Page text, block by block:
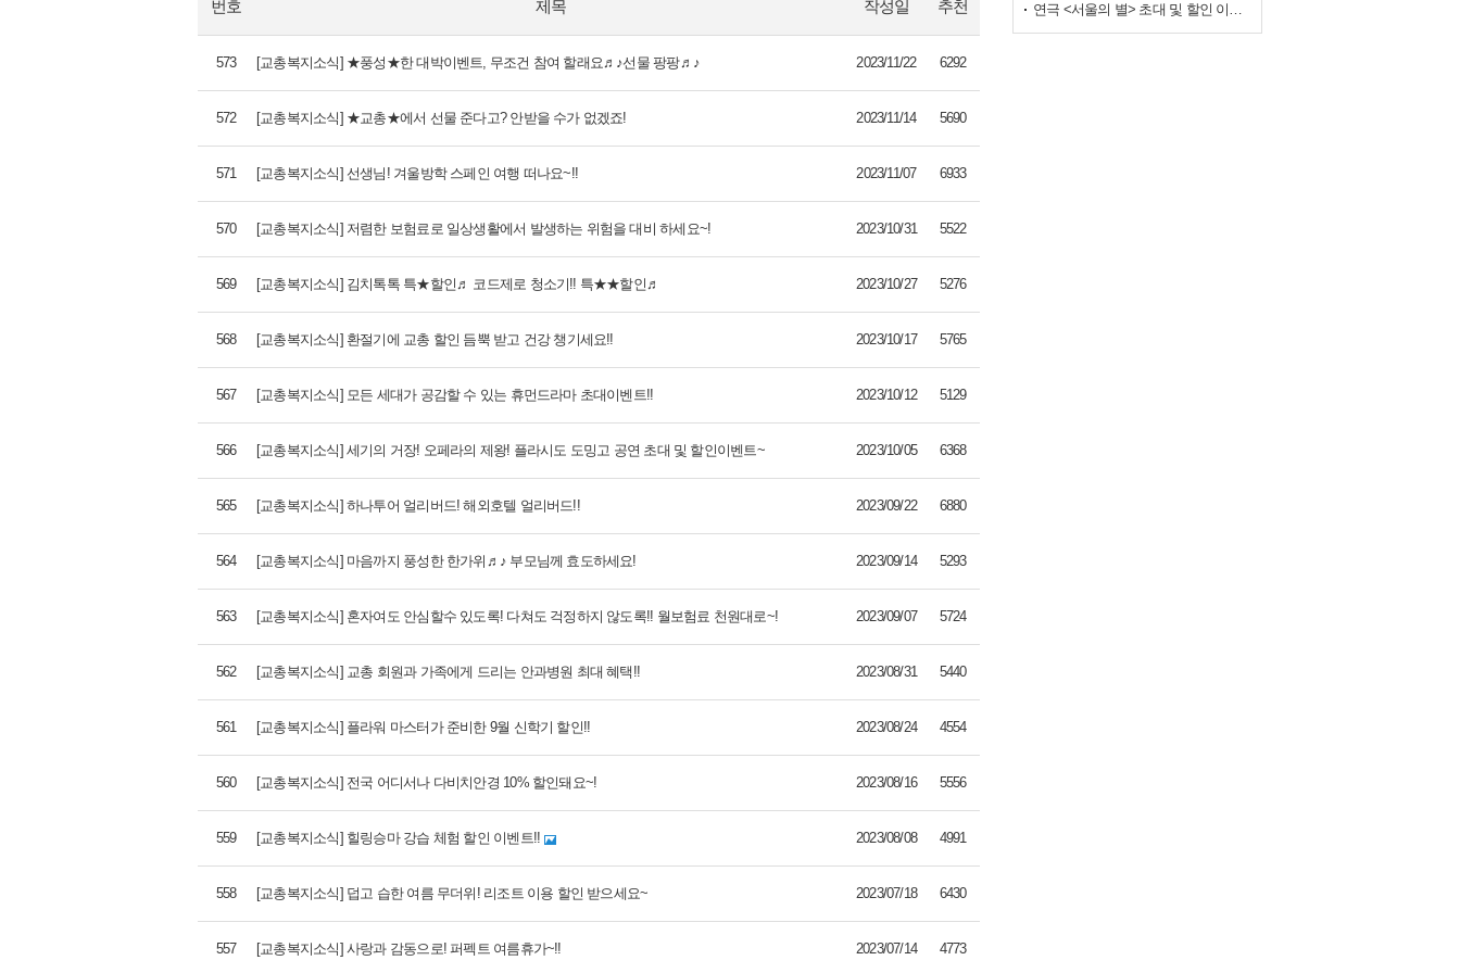
번호 제목 작성일 추천
573 [교총복지소식] ★풍성★한 대박이벤트, 무조건 참여 할래요♬♪선물 팡팡♬♪ 2023/11/22 6292
572 [교총복지소식] ★교총★에서 선물 준다고? 안받을 수가 없겠죠! 2023/11/14 5690
571 [교총복지소식] 선생님! 겨울방학 스페인 여행 떠나요~!! 2023/11/07 6933
570 [교총복지소식] 저렴한 보험료로 일상생활에서 발생하는 위험을 대비 하세요~! 2023/10/31 5522
569 [교총복지소식] 김치톡톡 특★할인♬ 코드제로 청소기!! 특★★할인♬ 2023/10/27 5276
568 [교총복지소식] 환절기에 교총 할인 듬뿍 받고 건강 챙기세요!! 2023/10/17 5765
567 [교총복지소식] 모든 세대가 공감할 수 있는 휴먼드라마 초대이벤트!! 2023/10/12 5129
566 [교총복지소식] 세기의 거장! 오페라의 제왕! 플라시도 도밍고 공연 초대 및 할인이벤트~ 2023/10/05 6368
565 [교총복지소식] 하나투어 얼리버드! 해외호텔 얼리버드!! 2023/09/22 6880
564 [교총복지소식] 마음까지 풍성한 한가위♬♪ 부모님께 효도하세요! 2023/09/14 5293
563 [교총복지소식] 혼자여도 안심할수 있도록! 다쳐도 걱정하지 않도록!! 월보험료 천원대로~! 2023/09/07 5724
562 [교총복지소식] 교총 회원과 가족에게 드리는 안과병원 최대 혜택!! 2023/08/31 5440
561 [교총복지소식] 플라워 마스터가 준비한 9월 신학기 할인!! 2023/08/24 4554
560 [교총복지소식] 전국 어디서나 다비치안경 10% 할인돼요~! 2023/08/16 5556
559 [교총복지소식] 힐링승마 강습 체험 할인 이벤트!! 2023/08/08 4991
558 [교총복지소식] 덥고 습한 여름 무더위! 리조트 이용 할인 받으세요~ 2023/07/18 6430
557 [교총복지소식] 사랑과 감동으로! 퍼펙트 여름휴가~!! 2023/07/14 4773
연극 <서울의 별> 초대 및 할인 이벤트